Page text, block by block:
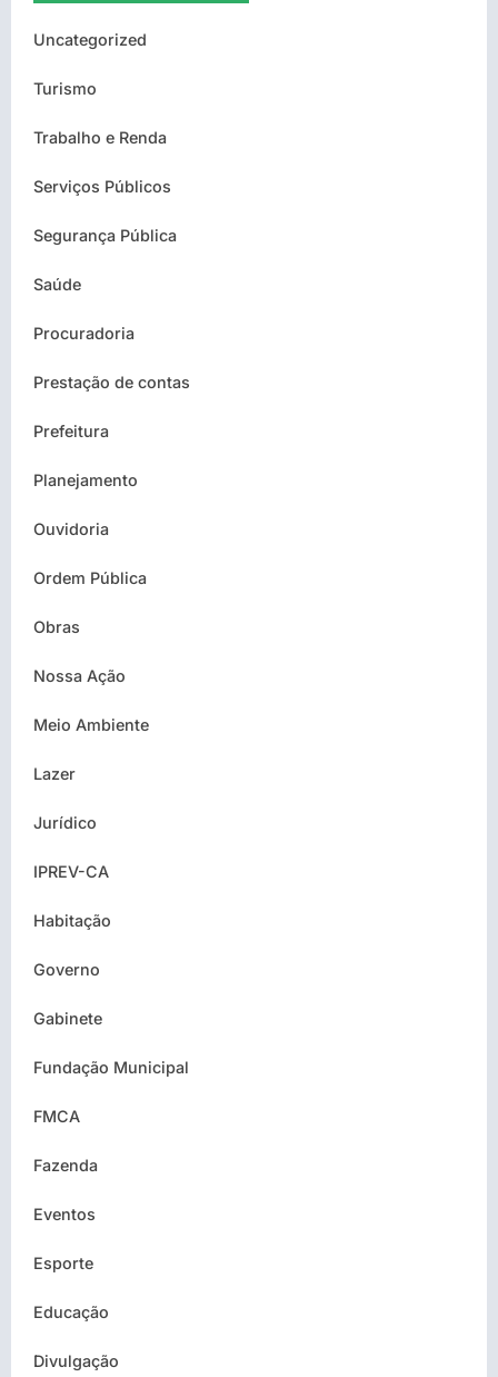
Uncategorized
Turismo
Trabalho e Renda
Serviços Públicos
Segurança Pública
Saúde
Procuradoria
Prestação de contas
Prefeitura
Planejamento
Ouvidoria
Ordem Pública
Obras
Nossa Ação
Meio Ambiente
Lazer
Jurídico
IPREV-CA
Habitação
Governo
Gabinete
Fundação Municipal
FMCA
Fazenda
Eventos
Esporte
Educação
Divulgação